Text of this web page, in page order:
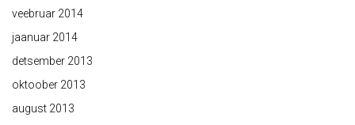
veebruar 2014
jaanuar 2014
detsember 2013
oktoober 2013
august 2013